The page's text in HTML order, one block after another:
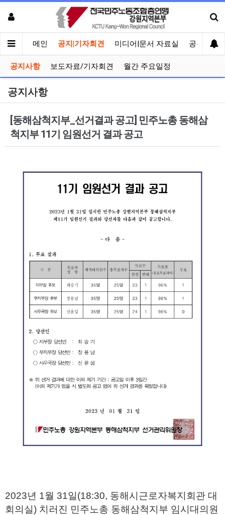
메인 공지|기자회견 미디어|문서 자료실 공유게시
공지사항 보도자료/기자회견 월간 주요일정
공지사항
[동해삼척지부_선거결과 공고] 민주노총 동해삼
척지부 11기 임원선거 결과 공고
2023년 1월 31일(18:30, 동해시근로자복지회관 대
회의실) 치러진 민주노총 동해삼척지부 임시대의원